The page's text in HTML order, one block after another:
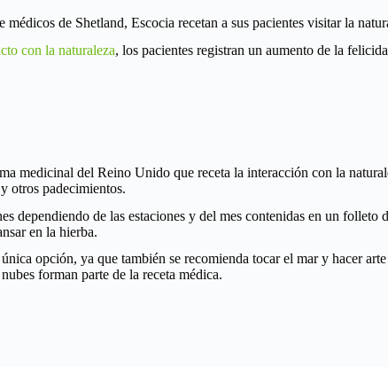
de Shetland, Escocia recetan a sus pacientes visitar la
con la naturaleza, los pacientes registran un aumento de la
medicinal del Reino Unido que receta la interacción con la
otros padecimientos.
dependiendo de las estaciones y del mes contenidas en un
en la hierba.
opción, ya que también se recomienda tocar el mar y hacer
forman parte de la receta médica.